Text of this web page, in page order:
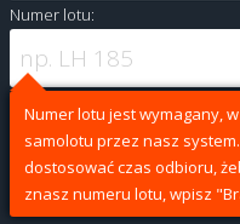
Numer lotu:
Numer lotu jest wymagany,
samolotu przez nasz
dostosować czas odbioru,
znasz numeru lotu, wpisz